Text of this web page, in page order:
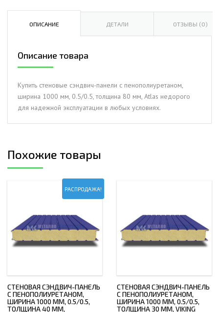
сэндвич-
ширина
1000
0.5/0.5,
толщина
мм,
ОПИСАНИЕ ДЕТАЛИ ОТЗЫВЫ (0)
Описание товара
Купить стеновые сэндвич-панели с пенополиуретаном,
ширина 1000 мм, 0.5/0.5, толщина 80 мм, Atlas недорого
для надежной эксплуатации в любых условиях.
Похожие товары
РАСПРОДАЖА!
СТЕНОВАЯ СЭНДВИЧ-ПАНЕЛЬ
С ПЕНОПОЛИУРЕТАНОМ,
ШИРИНА 1000 ММ, 0.5/0.5,
ТОЛЩИНА 40 ММ,
СТЕНОВАЯ СЭНДВИЧ-ПАНЕЛЬ
С ПЕНОПОЛИУРЕТАНОМ,
ШИРИНА 1000 ММ, 0.5/0.5,
ТОЛЩИНА 30 ММ, VIKING